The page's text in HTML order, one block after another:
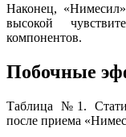
Наконец, «Нимесил»
высокой
компонентов.
Побочные
Таблица №1.
после приема